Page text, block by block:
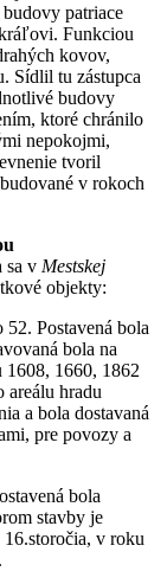
patriace
kráľovi. Funkciou
kovov,
Sídlil tu zástupca
budovy
ktoré chránilo
nepokojmi,
tvoril
v rokoch
sa v Mestskej
objekty:
52. Postavená bola
bola na
1608, 1660, 1862
areálu hradu
a bola dostavaná
pre povozy a
bola
stavby je
v roku